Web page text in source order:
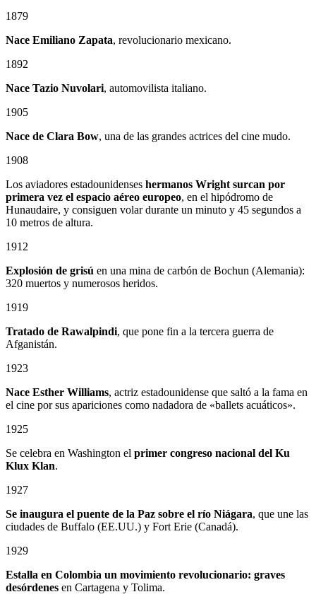
1879
Nace Emiliano Zapata, revolucionario mexicano.
1892
Nace Tazio Nuvolari, automovilista italiano.
1905
Nace de Clara Bow, una de las grandes actrices del cine mudo.
1908
Los aviadores estadounidenses hermanos Wright surcan por
primera vez el espacio aéreo europeo, en el hipódromo de
Hunaudaire, y consiguen volar durante un minuto y 45 segundos a
10 metros de altura.
1912
Explosión de grisú en una mina de carbón de Bochun (Alemania):
320 muertos y numerosos heridos.
1919
Tratado de Rawalpindi, que pone fin a la tercera guerra de
Afganistán.
1923
Nace Esther Williams, actriz estadounidense que saltó a la fama en
el cine por sus apariciones como nadadora de «ballets acuáticos».
1925
Se celebra en Washington el primer congreso nacional del Ku
Klux Klan.
1927
Se inaugura el puente de la Paz sobre el río Niágara, que une las
ciudades de Buffalo (EE.UU.) y Fort Erie (Canadá).
1929
Estalla en Colombia un movimiento revolucionario: graves
desórdenes en Cartagena y Tolima.